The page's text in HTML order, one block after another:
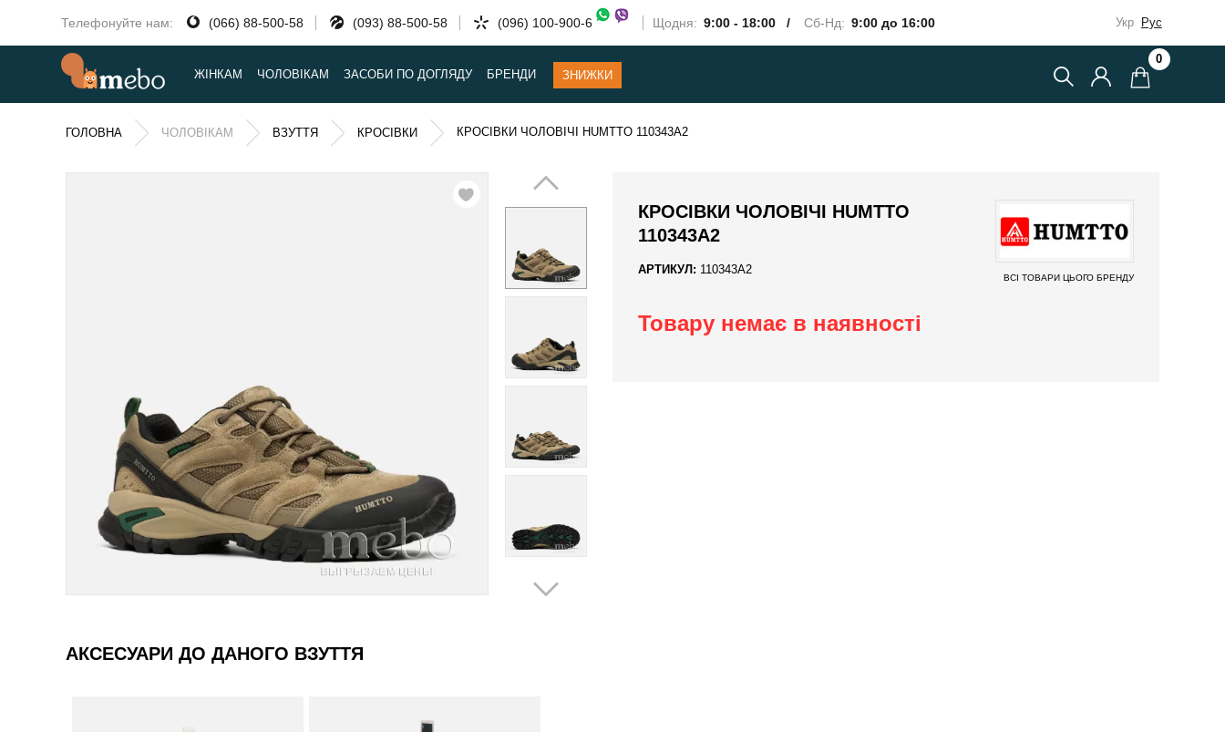
Телефонуйте нам: (066) 88-500-58 (093) 88-500-58 (096) 100-900-6 Щодня: 9:00 - 18:00 / Сб-Нд: 9:00 до 16:00 Укр Рус
ЖІНКАМ ЧОЛОВІКАМ ЗАСОБИ ПО ДОГЛЯДУ БРЕНДИ ЗНИЖКИ
0
ГОЛОВНА ЧОЛОВІКАМ ВЗУТТЯ КРОСІВКИ КРОСІВКИ ЧОЛОВІЧІ HUMTTO 110343A2
КРОСІВКИ ЧОЛОВІЧІ HUMTTO
110343A2
АРТИКУЛ: 110343A2
ВСІ ТОВАРИ ЦЬОГО БРЕНДУ
Товару немає в наявності
АКСЕСУАРИ ДО ДАНОГО ВЗУТТЯ